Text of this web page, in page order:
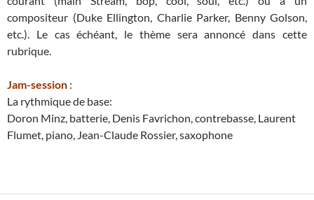
compositeur (Duke Ellington, Charlie Parker, Benny Golson,
etc.). Le cas échéant, le thème sera annoncé dans cette
rubrique.
Jam-session :
La rythmique de base:
Doron Minz, batterie, Denis Favrichon, contrebasse, Laurent
Flumet, piano, Jean-Claude Rossier, saxophone